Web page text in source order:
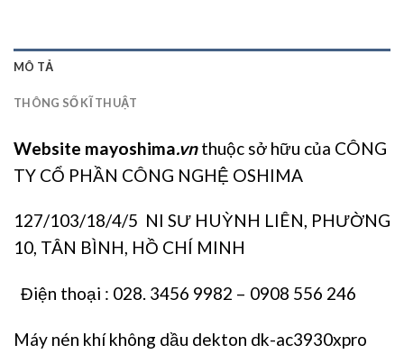
MÔ TẢ
THÔNG SỐ KĨ THUẬT
Website mayoshima.vnthuộc sở hữu của CÔNG
TY CỔ PHẦN CÔNG NGHỆ OSHIMA
127/103/18/4/5 NI SƯ HUỲNH LIÊN, PHƯỜNG
10, TÂN BÌNH, HỒ CHÍ MINH
Điện thoại : 028. 3456 9982 – 0908 556 246
Máy nén khí không dầu dekton dk-ac3930xpro